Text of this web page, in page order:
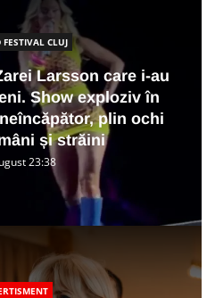
CLUJ
Larsson care i-au
Show exploziv în
plin ochi
și străini
23:38